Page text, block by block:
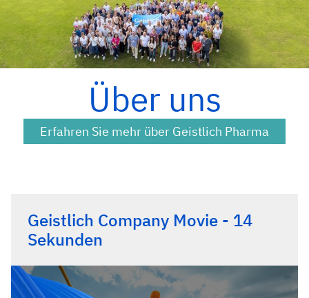
Über uns
Erfahren Sie mehr über Geistlich Pharma
Geistlich Company Movie - 14
Sekunden